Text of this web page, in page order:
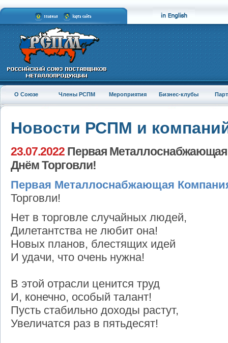
О Союзе Члены РСПМ Мероприятия Бизнес-клубы
Новости РСПМ и
23.07.2022 Первая Металлоснабжающая
Днём Торговли!
Первая Металлоснабжающая
Торговли!
Нет в торговле случайных людей,
Дилетантства не любит она!
Новых планов, блестящих идей
И удачи, что очень нужна!
В этой отрасли ценится труд
И, конечно, особый талант!
Пусть стабильно доходы растут,
Увеличатся раз в пятьдесят!